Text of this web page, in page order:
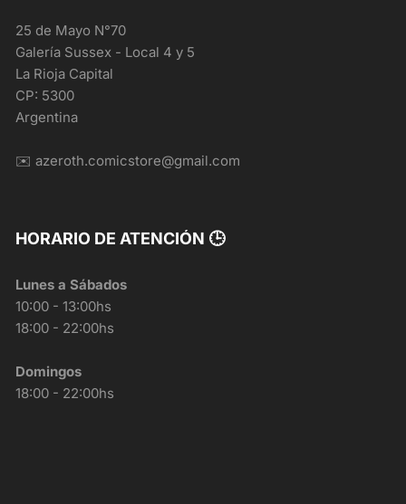
25 de Mayo N°70
Galería Sussex - Local 4 y 5
La Rioja Capital
CP: 5300
Argentina
✉️ azeroth.comicstore@gmail.com
HORARIO DE ATENCIÓN 🕒
Lunes a Sábados
10:00 - 13:00hs
18:00 - 22:00hs
Domingos
18:00 - 22:00hs